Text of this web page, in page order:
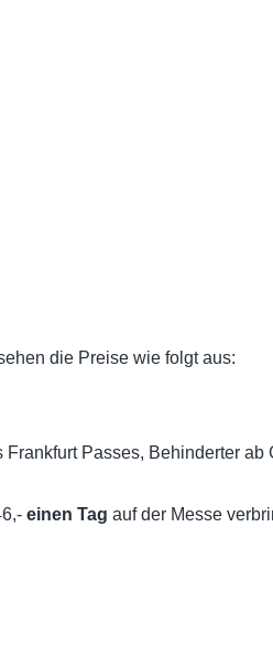
die Preise wie folgt aus:
Passes, Behinderter
einen Tag auf der Messe